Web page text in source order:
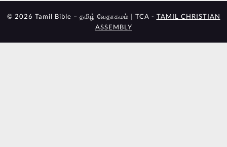
© 2026 Tamil Bible – தமிழ் வேதாகமம் | TCA - TAMIL CHRISTIAN
ASSEMBLY